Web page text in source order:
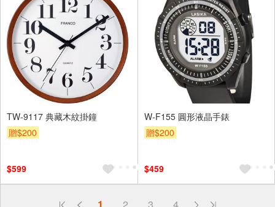
TW-9117 典藏木紋掛鐘
贈$200
$599
W-F155 圓形液晶手錶
贈$200
$459
偏遠地區配送